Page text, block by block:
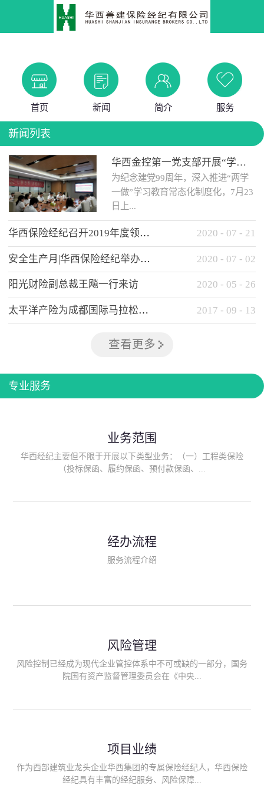
首页 新闻 简介 服务
新闻列表
华西金控第一党支部开展“学党史 知党情 做合格党员”主题教育工作会
为纪念建党99周年，深入推进“两学
一做”学习教育常态化制度化，7月23
日上...
午，华西金控第一党支部举办了“学
党史、知党情、...
华西保险经纪召开2019年度领导班子述职考核工作会 2020 - 07 - 21
安全生产月|华西保险经纪举办应急消防安全知识培训 2020 - 07 - 02
阳光财险副总裁王飚一行来访 2020 - 05 - 26
太平洋产险为成都国际马拉松提供全方位保险保障 2017 - 09 - 13
查看更多
专业服务
业务范围
华西经纪主要但不限于开展以下类型业务：（一）工程类保险
（投标保函、履约保函、预付款保函、...
险、政府公共安全责任保险/自然灾害公众责任保险、精神病监护
人责任险、首台套/首版次保险、科技保险等）；（三）传统财产
险产品；（六）保险招投标业务。随着业务的开展，华西经纪会
供专业、优质的保险经纪服务。
经办流程
服务流程介绍
风险管理
风险控制已经成为现代企业管控体系中不可或缺的一部分，国务
院国有资产监督管理委员会在《中央...
能够为客户降低风险管理成本，提高经营效率；能够为企业提供
从风险评估、风险分析、风险防范、风险转移到灾后防损、索赔
等全方位、全过程、专家式的服务，拓展和深化由保险公司提供
项目业绩
作为西部建筑业龙头企业华西集团的专属保险经纪人，华西保险
经纪具有丰富的经纪服务、风险保障...